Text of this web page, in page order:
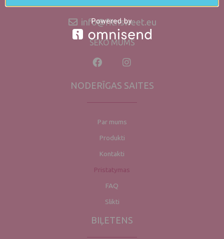
info@fitnsweet.eu
SEKO MUMS
NODERĪGAS SAITES
Par mums
Produkti
Kontakti
Pristatymas
FAQ
Slikti
BIĻETENS